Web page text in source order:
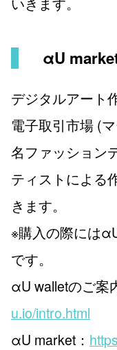
αU
デジタルアート
電子取引市場 (
名ファッション
ティストによる
きます。
※購入の際には
です。
αU walletのご案
u.io/intro.html
αU market：